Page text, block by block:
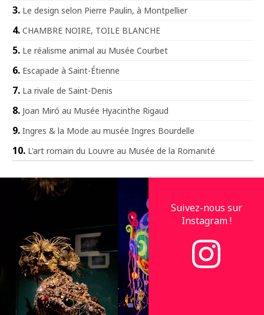
Le design selon Pierre Paulin, à Montpellier
CHAMBRE NOIRE, TOILE BLANCHE
Le réalisme animal au Musée Courbet
Escapade à Saint-Étienne
La rivale de Saint-Denis
Joan Miró au Musée Hyacinthe Rigaud
Ingres & la Mode au musée Ingres Bourdelle
L'art romain du Louvre au Musée de la Romanité
Suivez-nous sur
Instagram !